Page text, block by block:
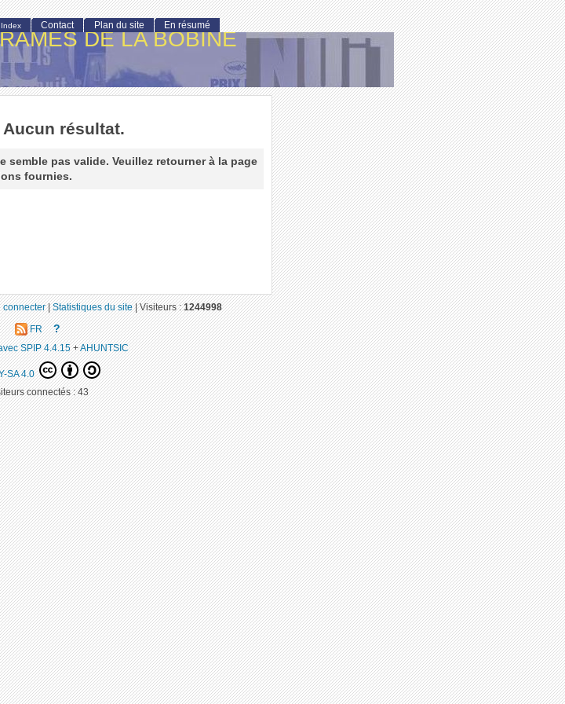
DE LA BOBINE
résultat.
semble pas valide. Veuillez retourner à la page
fournies.
Index Contact Plan du site En résumé
connecter|Statistiques du site|Visiteurs :1244998
FR ?
SPIP 4.4.15+AHUNTSIC
SA 4.0
connectés :43